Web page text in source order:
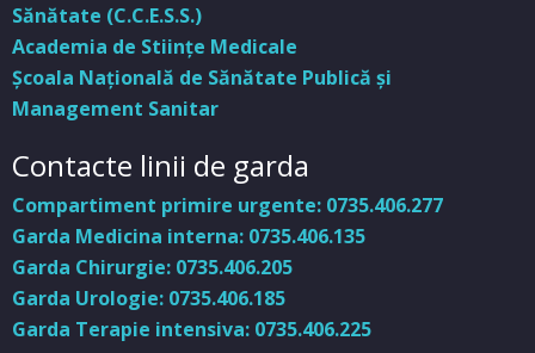
Sănătate (C.C.E.S.S.)
Academia de Stiinţe Medicale
Şcoala Naţională de Sănătate Publică şi
Management Sanitar
Contacte linii de garda
Compartiment primire urgente: 0735.406.277
Garda Medicina interna: 0735.406.135
Garda Chirurgie: 0735.406.205
Garda Urologie: 0735.406.185
Garda Terapie intensiva: 0735.406.225